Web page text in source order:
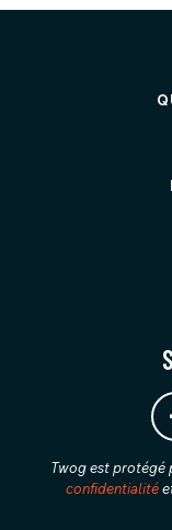
Twog est protégé
confidentialité